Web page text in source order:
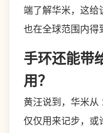
端了解华米，这给
也在全球范围内得
手环还能带
用？
黄汪说到，华米从
仅仅用来记步，或